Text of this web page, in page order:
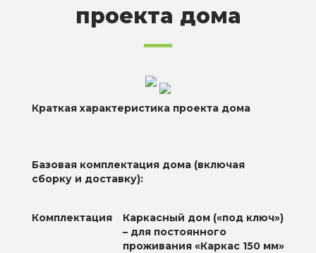
проекта дома
Краткая характеристика проекта дома
Базовая комплектация дома (включая
сборку и доставку):
Комплектация
Каркасный дом («под ключ»)
– для постоянного
проживания «Каркас 150 мм»